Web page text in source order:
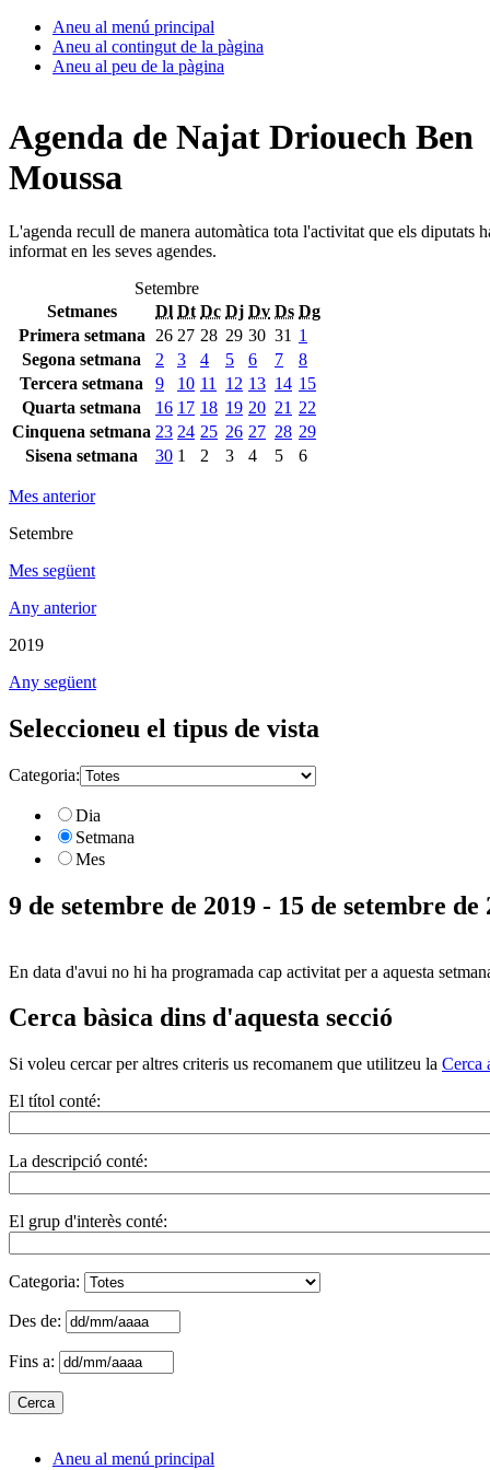
Aneu al menú principal
Aneu al contingut de la pàgina
Aneu al peu de la pàgina
Agenda de Najat Driouech Ben
Moussa
L'agenda recull de manera automàtica tota l'activitat que els diputats
informat en les seves agendes.
Setembre
Setmanes
Dl Dt Dc Dj Dv Ds Dg
Primera setmana
26 27 28 29 30 31 1
Segona setmana
2 3 4 5 6 7
8
Tercera setmana
9 10 11 12 13 14 15
Quarta setmana
16 17 18 19 20 21 22
Cinquena setmana 23 24 25 26 27 28 29
Sisena setmana
30 1 2 3 4 5 6
Mes anterior
Setembre
Mes següent
Any anterior
2019
Any següent
Seleccioneu el tipus de vista
Categoria:
Dia
Setmana
Mes
9 de setembre de 2019 - 15 de setembre de
En data d'avui no hi ha programada cap activitat per a aquesta
Cerca bàsica dins d'aquesta secció
Si voleu cercar per altres criteris us recomanem que utilitzeu la Cerca
El títol conté:
La descripció conté:
El grup d'interès conté:
Categoria:
Des de:
Fins a:
Aneu al menú principal